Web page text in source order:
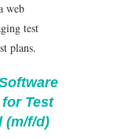
web
test
plans.
Test
(m/f/d)